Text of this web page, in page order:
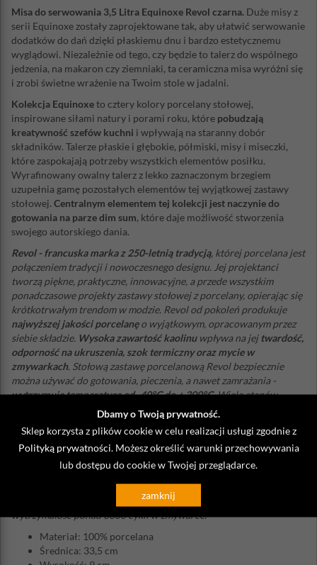
Dbamy o Twoją prywatność.
Sklep korzysta z plików cookie w celu realizacji usługi zgodnie z
Polityką prywatności . Możesz określić warunki przechowywania
lub dostępu do cookie w Twojej przeglądarce.
zamknij
Misa do serwowania 3,5 Litra Equinoxe Revol czarna. Duże misy z
serii Equinoxe zostały zaprojektowane tak, aby ułatwić serwowanie
dodatków do dań dzięki płaskiemu dnu i bardzo estetycznemu
wyglądowi. Niezależnie od tego, czy będzie to talerz do wspólnego
jedzenia, na makaron czy ziemniaki, ta ceramiczna misa wyróżni się
i zrobi świetne wrażenie na Twoim stole w jadalni.
Kolekcja Equinoxeto cztery kolory porcelany stołowej,
inspirowane siłami natury i porami roku, które pobudzają
kreatywność szefów kuchni i wpływają na staranny dobór
składników. Talerze płaskie i głębokie, półmiski, misy i miseczki,
które zaspokajają potrzeby wszystkich elementów posiłku.
Wyrafinowany owalny talerz z lekko zaznaczonym brzegiem
uzupełnia gamę pozostałych elementów tej wyjątkowej zastawy
stołowej. Centralnym elementem tej kolekcji jest naczynie do
gotowania na parze dim sum, które daje możliwość stworzenia
swojego autorskiego dania.
Revol - francuska marka z 250-letnią tradycją, której porcelana jest
połączeniem tradycji i nowoczesnego designu. Jej projektanci
tworzą piękne, praktyczne, innowacyjne, a przede wszystkim
ponadczasowe projekty zastawy stołowej z porcelany, opierając się
krótkotrwałym trendom w modzie. Revol od pokoleń produkuje
najwyższej jakości porcelanęo wyjątkowym, opracowanym przez
siebie składzie. Wysoka zawartość kaolinuwpływa na jejtwardość,
odporność na ukruszenia, szok termiczny oraz mycie w
zmywarkach. Stołową zastawę porcelanową Revol bezpiecznie
można używać do gotowania, pieczenia, a nawet zamrażania -
wytrzymuje temperaturę od -40°C do + 300°C. Wiele etapów
produkcji jest wykonywanych ręcznie co dowodzi, że tego
francuskiego producenta wyróżnia prawdziwe zamiłowanie do
rzemiosła.
Dzięki niskiej porowatości (0,05%), jej powierzchnia jest
higieniczna - nie przyjmuje zanieczyszczeń i nie pochłania
zapachów. Odporna na działanie detergentów, gwarantowana
wytrzymałość ponad 3000 cykli w zmywarce.
Materiał: 100% porcelana
Średnica: 33,5 cm